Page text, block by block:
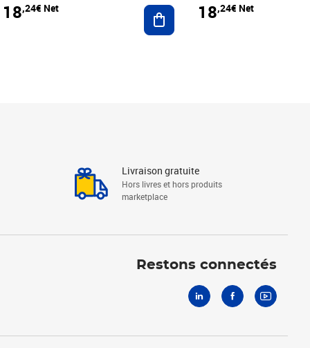
au panier
18,24€ Net Ajouter au panier
18,24€ Net
Livraison gratuite
Hors livres et hors produits
marketplace
Restons connectés